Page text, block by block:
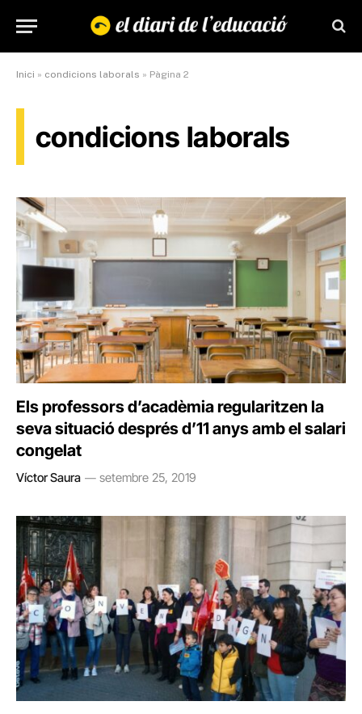
Inici » condicions laborals » Pàgina 2
condicions laborals
Els professors d’acadèmia regularitzen la
seva situació després d’11 anys amb el salari
congelat
Víctor Saura setembre 25, 2019